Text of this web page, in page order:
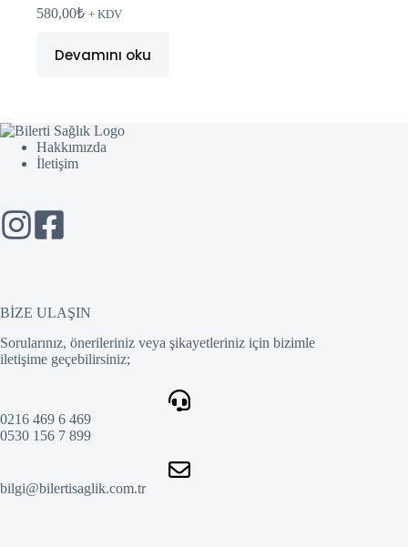
580,00₺ + KDV
Devamını oku
Hakkımızda
İletişim
BİZE ULAŞIN
Sorularınız, önerileriniz veya şikayetleriniz için bizimle
iletişime geçebilirsiniz;
0216 469 6 469
0530 156 7 899
bilgi@bilertisaglik.com.tr